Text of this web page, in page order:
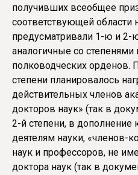
получивших всеобщее
соответствующей области
предусматривали 1-ю и 2-
аналогичные со
полководческих орденов.
степени планировалось
действительных членов
докторов наук» (так в
2-й степени, в
деятелям науки, «членов-
наук и профессоров, не
доктора наук (так в